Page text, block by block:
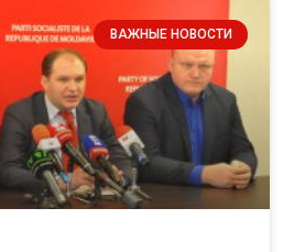
ВАЖНЫЕ НОВОСТИ